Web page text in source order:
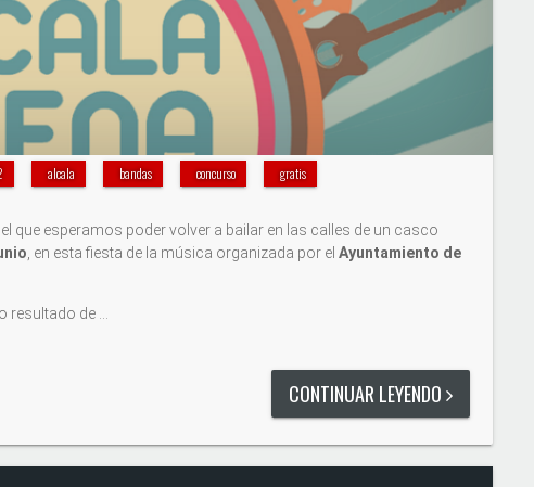
alcala bandas concurso gratis
el que esperamos poder volver a bailar en las calles de un casco
, en esta fiesta de la música organizada por el Ayuntamiento de
resultado de …
CONTINUAR LEYENDO